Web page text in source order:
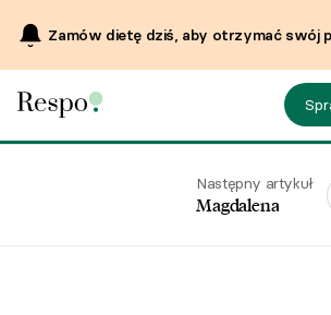
Zamów dietę dziś, aby otrzymać swój
Następny artykuł
Magdalena